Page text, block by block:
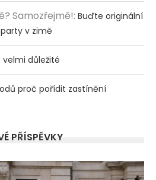
Samozřejmě!: Buďte originální
v zimě
důležité
proč pořídit zastínění
PŘÍSPĚVKY